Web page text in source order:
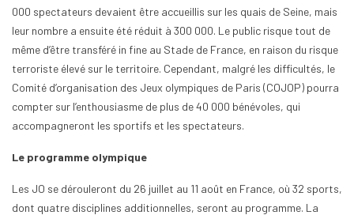
000 spectateurs devaient être accueillis sur les quais de Seine, mais
leur nombre a ensuite été réduit à 300 000. Le public risque tout de
même d’être transféré in fine au Stade de France, en raison du risque
terroriste élevé sur le territoire. Cependant, malgré les difficultés, le
Comité d’organisation des Jeux olympiques de Paris (COJOP) pourra
compter sur l’enthousiasme de plus de 40 000 bénévoles, qui
accompagneront les sportifs et les spectateurs.
Le programme olympique
Les JO se dérouleront du 26 juillet au 11 août en France, où 32 sports,
dont quatre disciplines additionnelles, seront au programme. La